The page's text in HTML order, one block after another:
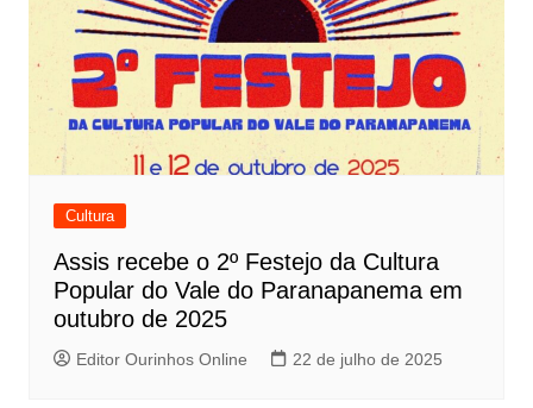
a
ç
ã
d
Cultura
Assis recebe o 2º Festejo da Cultura
Popular do Vale do Paranapanema em
outubro de 2025
Editor Ourinhos Online 22 de julho de 2025